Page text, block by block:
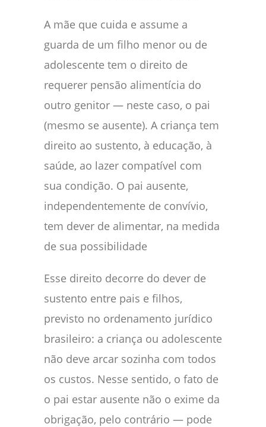
A mãe que cuida e assume a
guarda de um filho menor ou de
adolescente tem o direito de
requerer pensão alimentícia do
outro genitor — neste caso, o pai
(mesmo se ausente). A criança tem
direito ao sustento, à educação, à
saúde, ao lazer compatível com
sua condição. O pai ausente,
independentemente de convívio,
tem dever de alimentar, na medida
de sua possibilidade
Esse direito decorre do dever de
sustento entre pais e filhos,
previsto no ordenamento jurídico
brasileiro: a criança ou adolescente
não deve arcar sozinha com todos
os custos. Nesse sentido, o fato de
o pai estar ausente não o exime da
obrigação, pelo contrário — pode